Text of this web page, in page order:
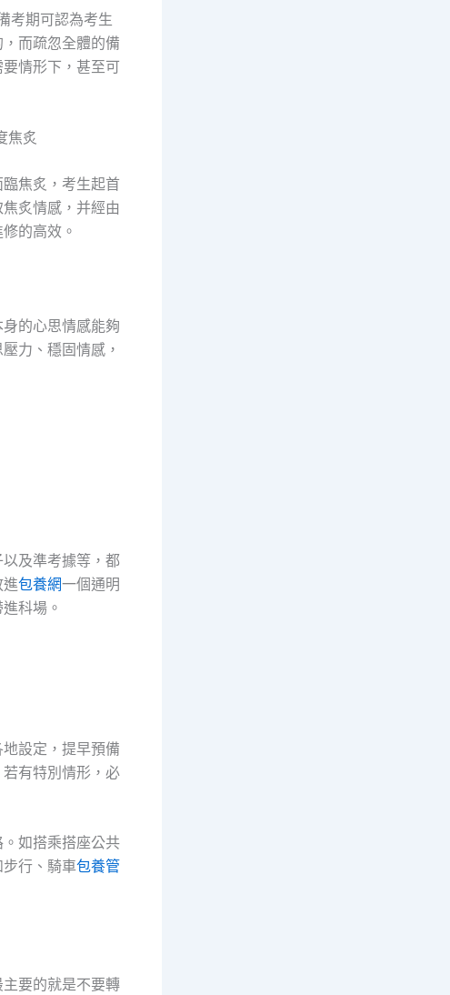
考期可認為考生
而疏忽全體的備
情形下，甚至可
焦炙
焦炙，考生起首
炙情感，并經由
的高效。
的心思情感能夠
力、穩固情感，
及準考據等，都
包養網一個通明
科場。
設定，提早預備
有特別情形，必
如搭乘搭座公共
行、騎車包養管
要的就是不要轉